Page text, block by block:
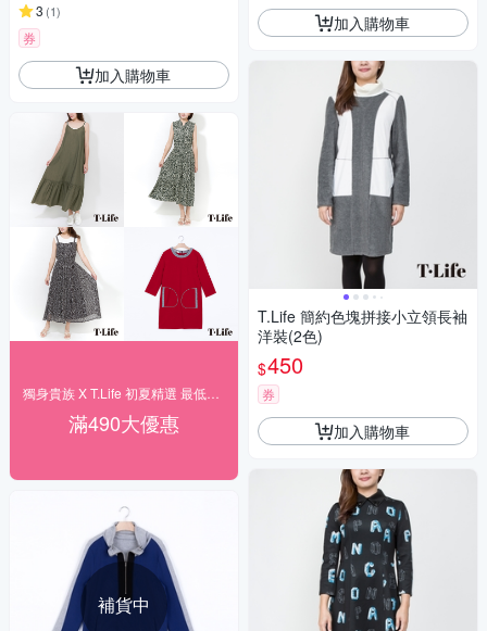
3 (1)
券
加入購物車
滿490大優惠
補貨中
加入購物車
T.Life 簡約色塊拼接小立領長袖
洋裝(2色)
$450
券
加入購物車